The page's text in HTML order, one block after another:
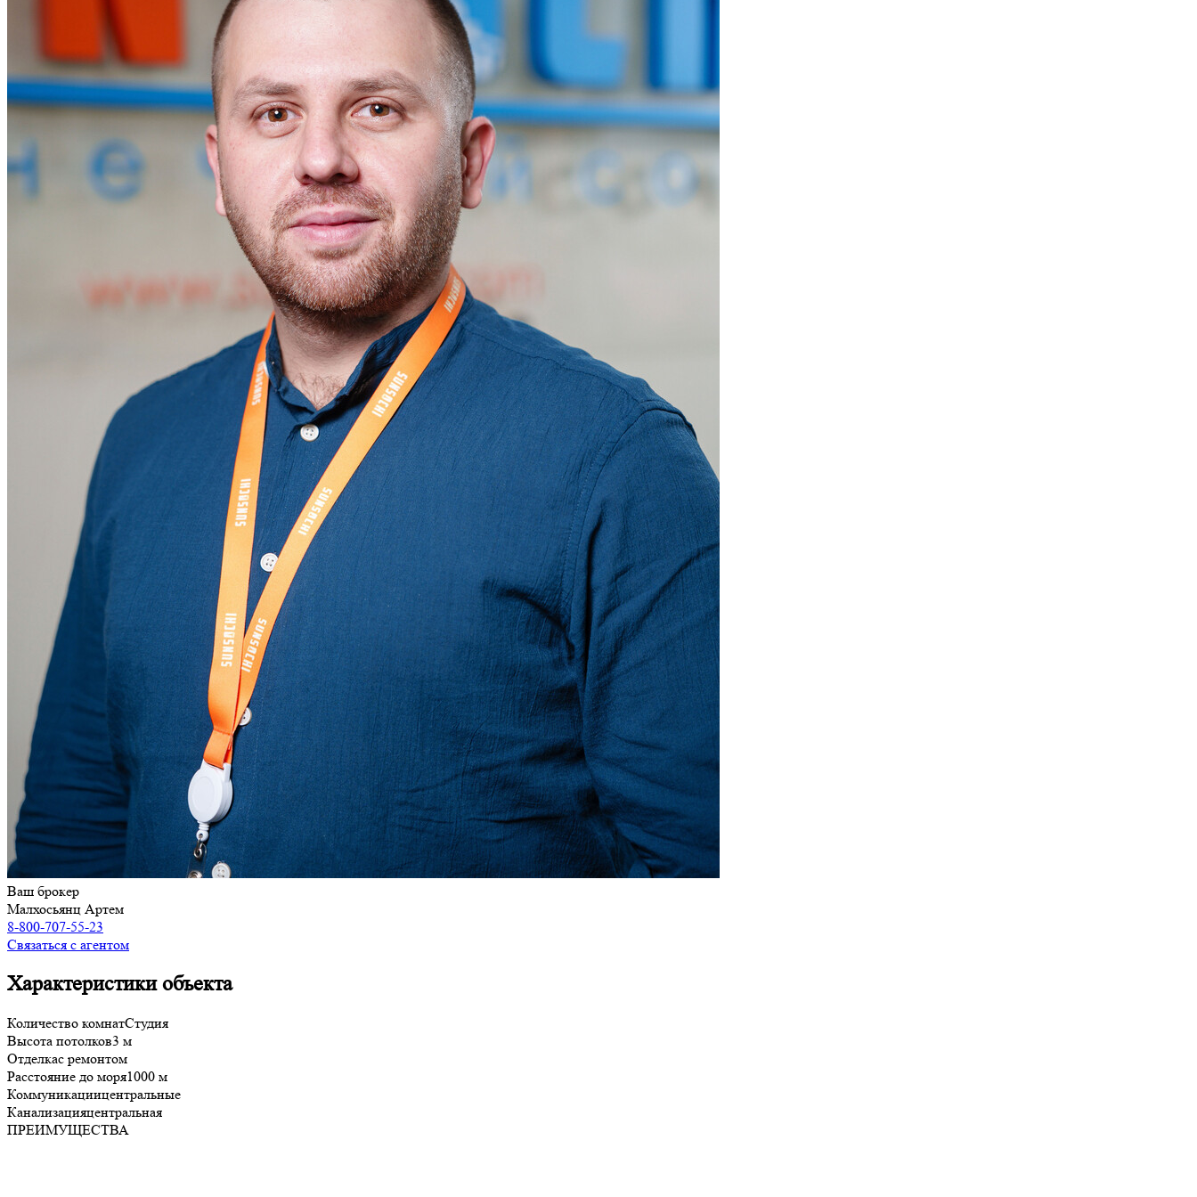
Ваш брокер
Малхосьянц Артем
8-800-707-55-23
Связаться с агентом
Характеристики объекта
Количество комнатСтудия
Высота потолков3 м
Отделкас ремонтом
Расстояние до моря1000 м
Коммуникациицентральные
Канализацияцентральная
ПРЕИМУЩЕСТВА